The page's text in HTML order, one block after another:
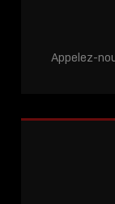
Appelez-